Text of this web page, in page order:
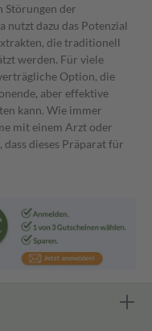
Störungen der
nutzt dazu das Potenzial
die traditionell
werden. Für viele
Option, die
aber effektive
kann. Wie immer
mit einem Arzt oder
dieses Präparat für